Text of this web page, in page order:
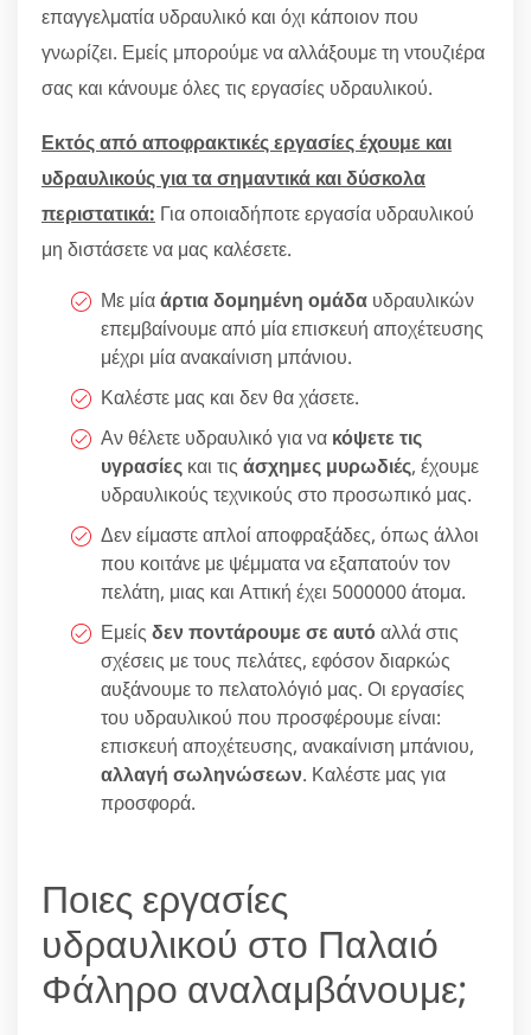
επαγγελματία υδραυλικό και όχι κάποιον που
γνωρίζει. Εμείς μπορούμε να αλλάξουμε τη ντουζιέρα
σας και κάνουμε όλες τις εργασίες υδραυλικού.
Εκτός από αποφρακτικές εργασίες έχουμε και
υδραυλικούς για τα σημαντικά και δύσκολα
περιστατικά: Για οποιαδήποτε εργασία υδραυλικού
μη διστάσετε να μας καλέσετε.
Με μίαάρτια δομημένη ομάδα υδραυλικών
επεμβαίνουμε από μία επισκευή αποχέτευσης
μέχρι μία ανακαίνιση μπάνιου.
Καλέστε μας και δεν θα χάσετε.
Αν θέλετε υδραυλικό για να κόψετε τις
υγρασίες και τις άσχημες μυρωδιές, έχουμε
υδραυλικούς τεχνικούς στο προσωπικό μας.
Δεν είμαστε απλοί αποφραξάδες, όπως άλλοι
που κοιτάνε με ψέμματα να εξαπατούν τον
πελάτη, μιας και Αττική έχει 5000000 άτομα.
Εμείς δεν ποντάρουμε σε αυτόαλλά στις
σχέσεις με τους πελάτες, εφόσον διαρκώς
αυξάνουμε το πελατολόγιό μας. Οι εργασίες
του υδραυλικού που προσφέρουμε είναι:
επισκευή αποχέτευσης, ανακαίνιση μπάνιου,
αλλαγή σωληνώσεων. Καλέστε μας για
προσφορά.
Ποιες εργασίες
υδραυλικού στο Παλαιό
Φάληρο αναλαμβάνουμε;